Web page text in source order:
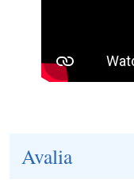
Avalia